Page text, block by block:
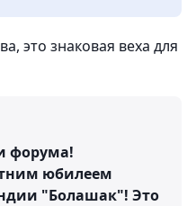
это знаковая веха для
форума!
юбилеем
"Болашак"! Это